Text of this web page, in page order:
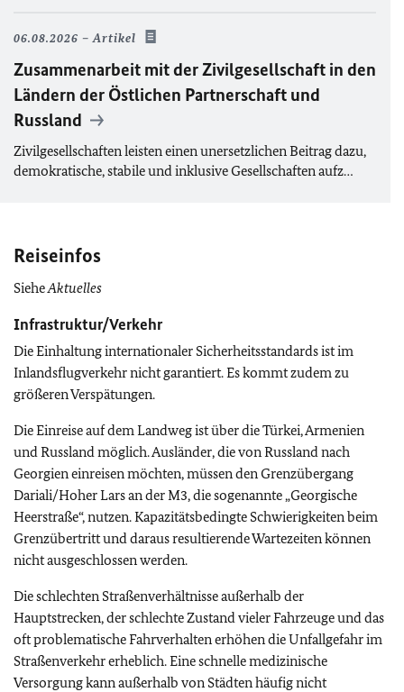
06.08.2026 Artikel
Zusammenarbeit mit der Zivilgesellschaft in den
Ländern der Östlichen Partnerschaft und
Russland
Zivilgesellschaften leisten einen unersetzlichen Beitrag dazu,
demokratische, stabile und inklusive Gesellschaften aufz…
Reiseinfos
SieheAktuelles
Infrastruktur/Verkehr
Die Einhaltung internationaler Sicherheitsstandards ist im
Inlandsflugverkehr nicht garantiert. Es kommt zudem zu
größeren Verspätungen.
Die Einreise auf dem Landweg ist über die Türkei, Armenien
und Russland möglich. Ausländer, die von Russland nach
Georgien einreisen möchten, müssen den Grenzübergang
Dariali/Hoher Lars an der M3, die sogenannte „Georgische
Heerstraße“, nutzen. Kapazitätsbedingte Schwierigkeiten beim
Grenzübertritt und daraus resultierende Wartezeiten können
nicht ausgeschlossen werden.
Die schlechten Straßenverhältnisse außerhalb der
Hauptstrecken, der schlechte Zustand vieler Fahrzeuge und das
oft problematische Fahrverhalten erhöhen die Unfallgefahr im
Straßenverkehr erheblich. Eine schnelle medizinische
Versorgung kann außerhalb von Städten häufig nicht